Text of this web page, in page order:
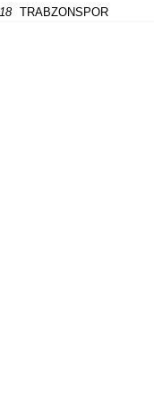
18
TRABZONSPOR